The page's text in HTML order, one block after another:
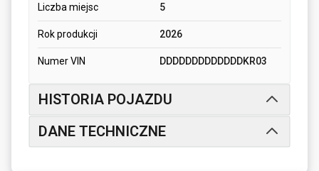
Liczba miejsc 5
Rok produkcji 2026
Numer VIN DDDDDDDDDDDDDKR03
HISTORIA POJAZDU
DANE TECHNICZNE